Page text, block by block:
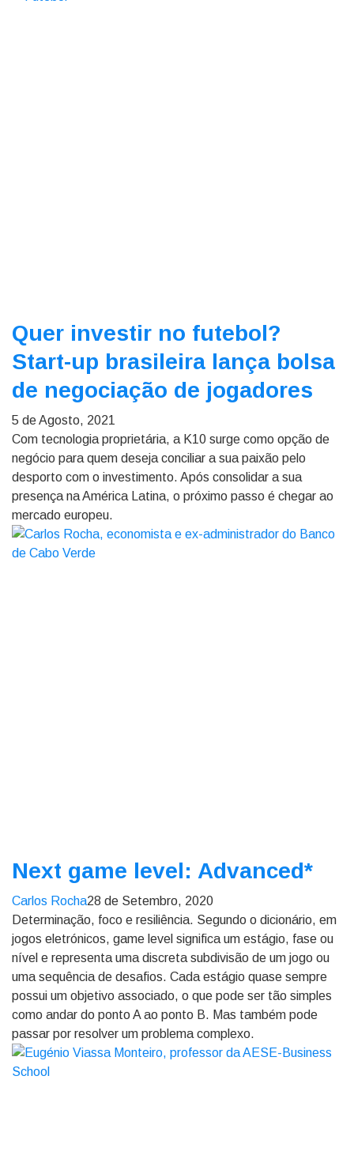
Quer investir no futebol?
Start-up brasileira lança bolsa
de negociação de jogadores
5 de Agosto, 2021
Com tecnologia proprietária, a K10 surge como opção de
negócio para quem deseja conciliar a sua paixão pelo
desporto com o investimento. Após consolidar a sua
presença na América Latina, o próximo passo é chegar ao
mercado europeu.
Next game level: Advanced*
Carlos Rocha28 de Setembro, 2020
Determinação, foco e resiliência. Segundo o dicionário, em
jogos eletrónicos, game level significa um estágio, fase ou
nível e representa uma discreta subdivisão de um jogo ou
uma sequência de desafios. Cada estágio quase sempre
possui um objetivo associado, o que pode ser tão simples
como andar do ponto A ao ponto B. Mas também pode
passar por resolver um problema complexo.